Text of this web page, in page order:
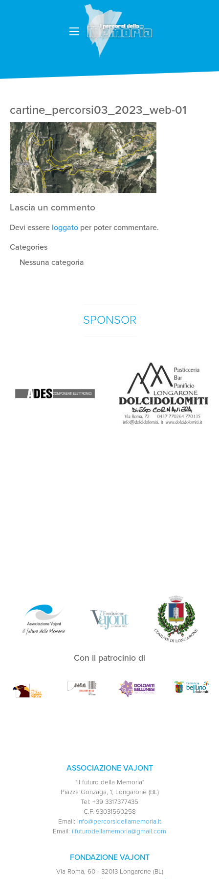
cartine_percorsi03_2023_web-01
Lascia un commento
Devi essere loggato per poter commentare.
Categories
Nessuna categoria
SPONSOR
Con il patrocinio di
ASSOCIAZIONE VAJONT
"Il futuro della Memoria"
Piazza Gonzaga, 1, Longarone (BL)
Tel: +39 3317377435
C.F. 93031560258
Email: info@percorsidellamemoria.it
Email: ilfuturodellamemoria@gmail.com
FONDAZIONE VAJONT
Via Roma, 60 - 32013 Longarone (BL)